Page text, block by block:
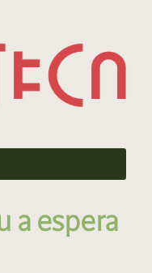
a espera